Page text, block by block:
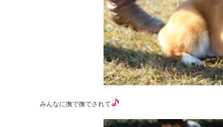
みんなに撫で撫でされて